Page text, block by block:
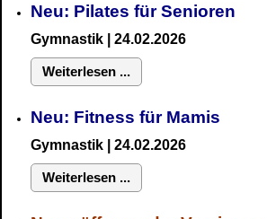
Neu: Pilates für Senioren
Gymnastik | 24.02.2026
Weiterlesen ...
Neu: Fitness für Mamis
Gymnastik | 24.02.2026
Weiterlesen ...